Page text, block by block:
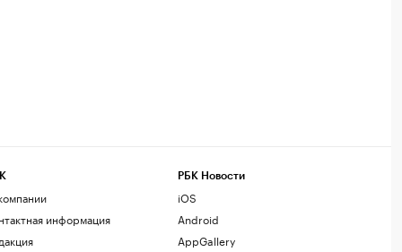
информация
РБК Новости
iOS
Android
AppGallery